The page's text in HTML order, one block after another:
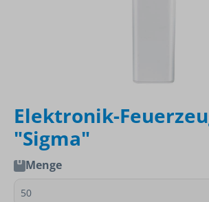
Elektronik-
"Sigma"
Menge